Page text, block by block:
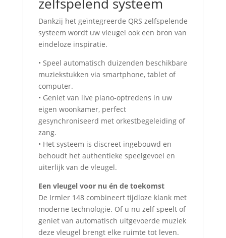
zelfspelend systeem
Dankzij het geïntegreerde QRS zelfspelende
systeem wordt uw vleugel ook een bron van
eindeloze inspiratie.
• Speel automatisch duizenden beschikbare
muziekstukken via smartphone, tablet of
computer.
• Geniet van live piano-optredens in uw
eigen woonkamer, perfect
gesynchroniseerd met orkestbegeleiding of
zang.
• Het systeem is discreet ingebouwd en
behoudt het authentieke speelgevoel en
uiterlijk van de vleugel.
Een vleugel voor nu én de toekomst
De Irmler 148 combineert tijdloze klank met
moderne technologie. Of u nu zelf speelt of
geniet van automatisch uitgevoerde muziek
deze vleugel brengt elke ruimte tot leven.